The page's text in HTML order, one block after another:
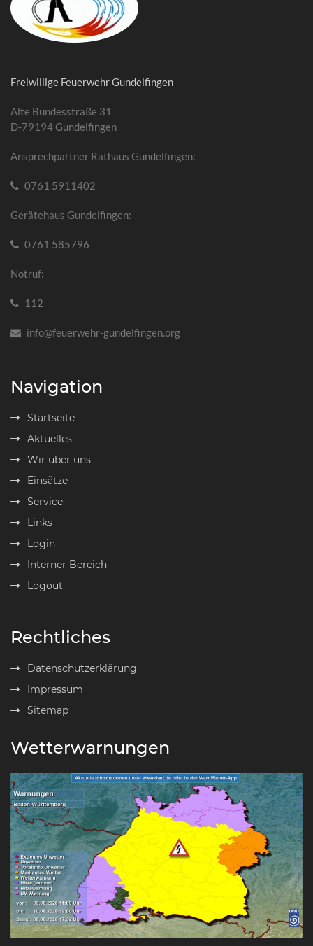
Freiwillige Feuerwehr Gundelfingen
Alte Bundesstraße 31
D-79194 Gundelfingen
Ansprechpartner Rathaus Gundelfingen:
0761 5911402
Gerätehaus Gundelfingen:
0761 585796
Notruf:
112
info@feuerwehr-gundelfingen.org
Navigation
Startseite
Aktuelles
Wir über uns
Einsätze
Service
Links
Login
Interner Bereich
Logout
Rechtliches
Datenschutzerklärung
Impressum
Sitemap
Wetterwarnungen